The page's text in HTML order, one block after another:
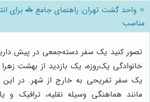
⭐️ واحد گشت تهران: راهنمای جامع 🚓 برای
مناسب
تصور کنید یک سفر دسته‌جمعی در پیش
خانوادگی یک‌روزه، یک بازدید از بهشت زهرا
یک سفر تفریحی به خارج از شهر. در این
مانند هماهنگی وسیله نقلیه، ترافیک و